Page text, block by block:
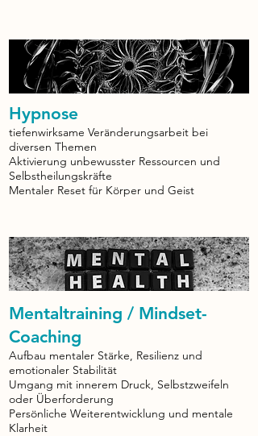
Hypnose​​
tiefenwirksame Veränderungsarbeit bei
diversen Themen
Aktivierung unbewusster Ressourcen und
Selbstheilungskräfte
Mentaler Reset für Körper und Geist
Mentaltraining / Mindset-
Coaching​​
Aufbau mentaler Stärke, Resilienz und
emotionaler Stabilität
Umgang mit innerem Druck, Selbstzweifeln
oder Überforderung
Persönliche Weiterentwicklung und mentale
Klarheit